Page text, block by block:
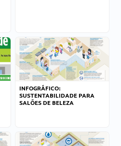
INFOGRÁFICO:
SUSTENTABILIDADE PARA
SALÕES DE BELEZA